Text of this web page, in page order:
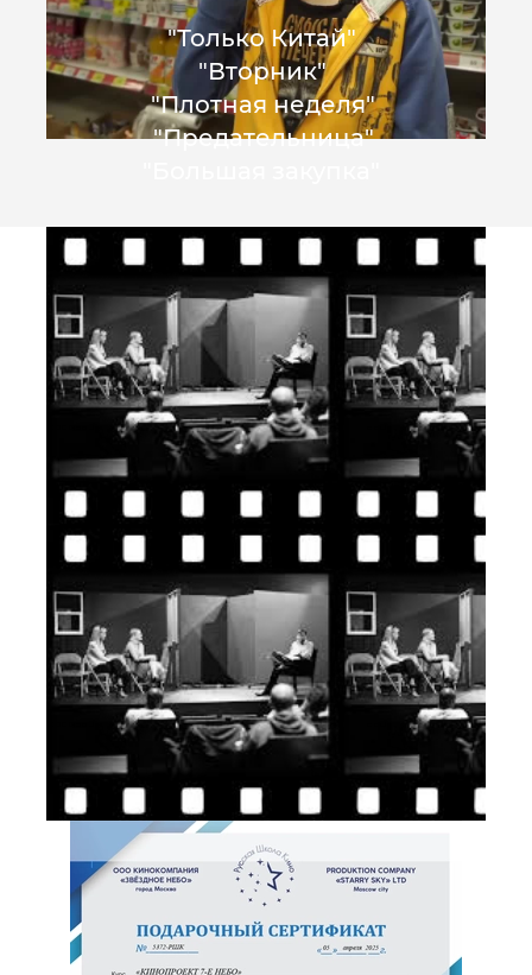
"Только Китай"
"Вторник"
"Плотная неделя"
"Предательница"